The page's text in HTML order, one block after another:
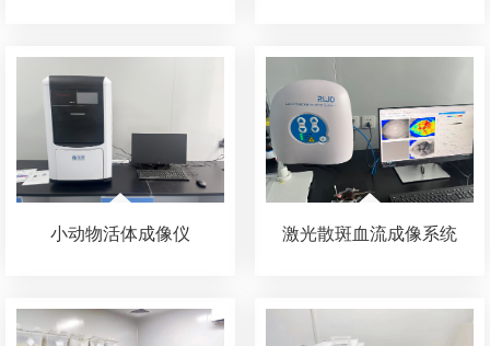
小动物活体成像仪 激光散斑血流成像系统